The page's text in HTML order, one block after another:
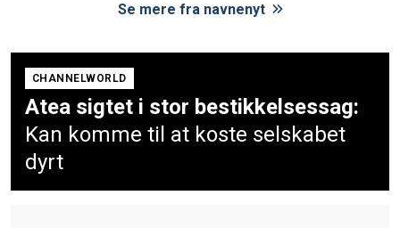
Se mere fra navnenyt
CHANNELWORLD
Atea sigtet i stor bestikkelsessag:
Kan komme til at koste selskabet
dyrt